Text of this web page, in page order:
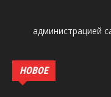
администрацией
НОВОЕ